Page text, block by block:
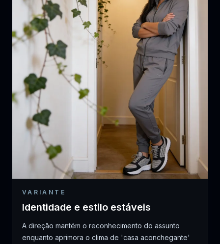
VARIANTE
Identidade e estilo estáveis
A direção mantém o reconhecimento do assunto
enquanto aprimora o clima de 'casa aconchegante'